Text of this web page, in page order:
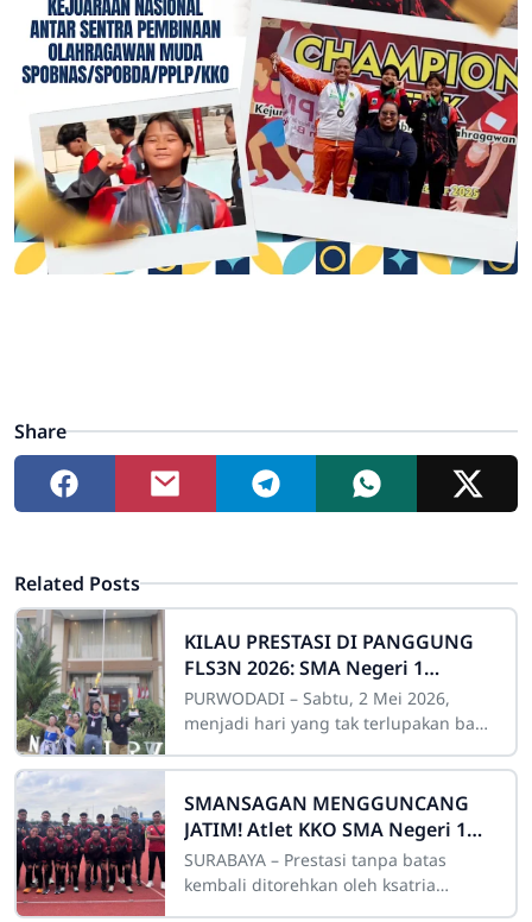
Share
Related Posts
KILAU PRESTASI DI PANGGUNG
FLS3N 2026: SMA Negeri 1
Grobogan Tegaskan Dominasi
Seni di Kabupaten Grobogan!
PURWODADI – Sabtu, 2 Mei 2026,
menjadi hari yang tak terlupakan bagi
Grobogan (SMANSAGAN). Bertempat di
kompleks SMK
SMANSAGAN MENGGUNCANG
JATIM! Atlet KKO SMA Negeri 1
Grobogan Sabet Rentetan Medali
di JATIM OPEN 2026
SURABAYA – Prestasi tanpa batas
kembali ditorehkan oleh ksatria